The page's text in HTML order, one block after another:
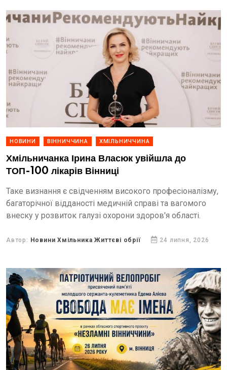
НОВИНИ ВІННИЧЧИНА ХМІЛЬНИЧЧИНА
Хмільничанка Ірина Власюк увійшла до
ТОП-100 лікарів Вінниці
Таке визнання є свідченням високого професіоналізму,
багаторічної відданості медичній справі та вагомого
внеску у розвиток галузі охорони здоров'я області.
Автор: Новини Хмільника Життєві обрії 24 липня, 2026